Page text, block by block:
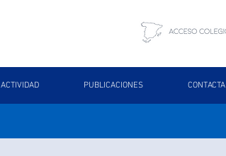
ACTIVIDAD PUBLICACIONES CONTACTA